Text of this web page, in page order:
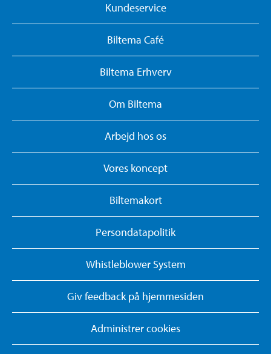
Kundeservice
Biltema Café
Biltema Erhverv
Om Biltema
Arbejd hos os
Vores koncept
Biltemakort
Persondatapolitik
Whistleblower System
Giv feedback på hjemmesiden
Administrer cookies